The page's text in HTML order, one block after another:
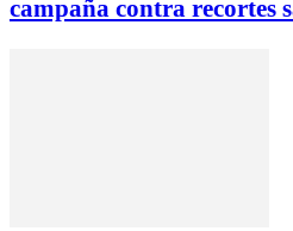
campaña contra recortes